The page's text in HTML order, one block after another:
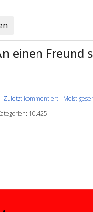
einen Freund
- Zuletzt kommentiert- Meist
10.425